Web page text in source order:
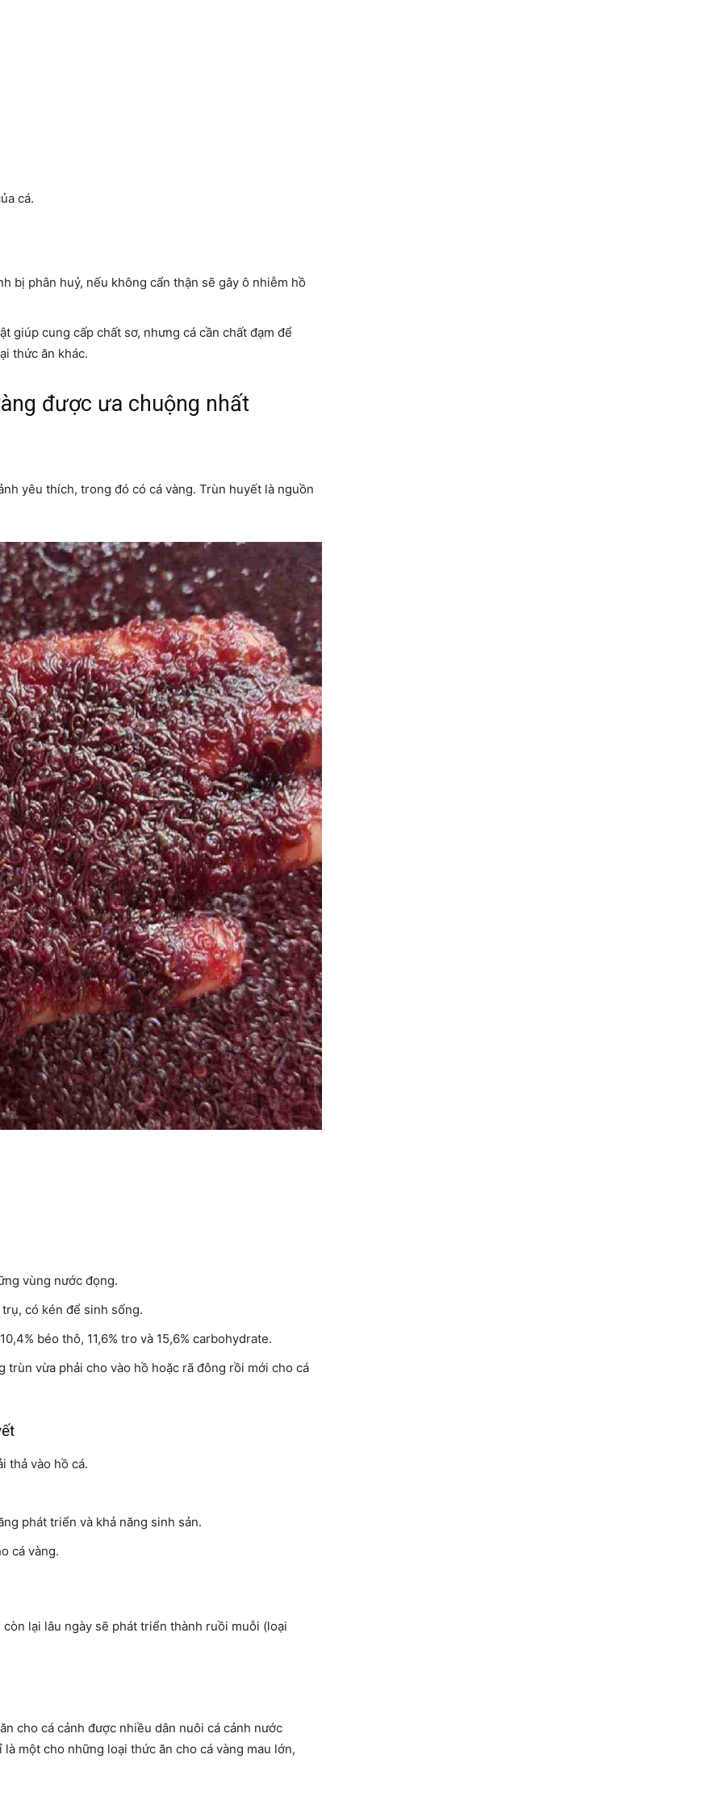
cá.
bị phân huỷ, nếu không cẩn thận sẽ gây ô nhiễm hồ
giúp cung cấp chất sơ, nhưng cá cần chất đạm để
thức ăn khác.
được ưa chuộng nhất
yêu thích, trong đó có cá vàng. Trùn huyết là nguồn
vùng nước đọng.
có kén để sinh sống.
béo thô, 11,6% tro và 15,6% carbohydrate.
trùn vừa phải cho vào hồ hoặc rã đông rồi mới cho cá
thả vào hồ cá.
phát triển và khả năng sinh sản.
cá vàng.
lại lâu ngày sẽ phát triển thành ruồi muỗi (loại
cho cá cảnh được nhiều dân nuôi cá cảnh nước
một cho những loại thức ăn cho cá vàng mau lớn,